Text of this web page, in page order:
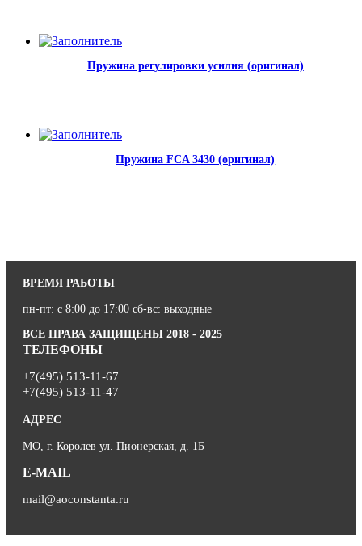
Пружина регулировки усилия (оригинал)
Пружина FCA 3430 (оригинал)
ВРЕМЯ РАБОТЫ
пн-пт: с 8:00 до 17:00 сб-вс: выходные
ВСЕ ПРАВА ЗАЩИЩЕНЫ 2018 - 2025
ТЕЛЕФОНЫ
+7(495) 513-11-67
+7(495) 513-11-47
АДРЕС
МО, г. Королев ул. Пионерская, д. 1Б
E-MAIL
mail@aoconstanta.ru